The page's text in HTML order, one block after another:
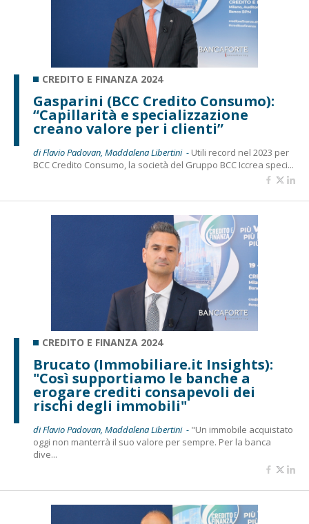
CREDITO E FINANZA 2024
Gasparini (BCC Credito Consumo):
“Capillarità e specializzazione
creano valore per i clienti”
di Flavio Padovan, Maddalena Libertini - Utili record nel 2023 per
BCC Credito Consumo, la società del Gruppo BCC Iccrea speci...
CREDITO E FINANZA 2024
Brucato (Immobiliare.it Insights):
"Così supportiamo le banche a
erogare crediti consapevoli dei
rischi degli immobili"
di Flavio Padovan, Maddalena Libertini - "Un immobile acquistato
oggi non manterrà il suo valore per sempre. Per la banca
dive...